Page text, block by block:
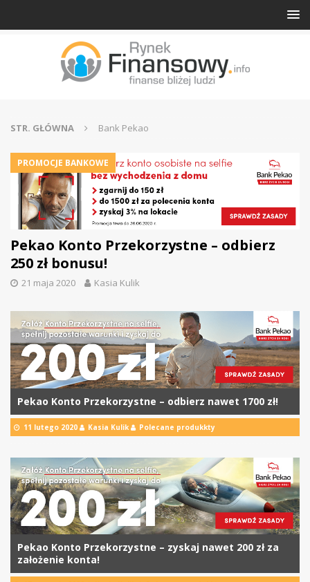
STR. GŁÓWNA Bank Pekao
PROMOCJE BANKOWE
Pekao Konto Przekorzystne – odbierz
250 zł bonusu!
21 maja 2020 Kasia Kulik
Pekao Konto Przekorzystne – odbierz nawet 1700 zł!
11 lutego 2020 Kasia Kulik Polecane produkkty
Pekao Konto Przekorzystne – zyskaj nawet 200 zł za
założenie konta!